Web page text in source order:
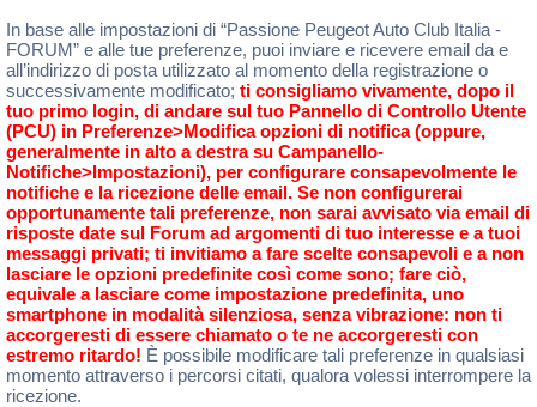
In base alle impostazioni di “Passione Peugeot Auto Club Italia -
FORUM” e alle tue preferenze, puoi inviare e ricevere email da e
all’indirizzo di posta utilizzato al momento della registrazione o
successivamente modificato; ti consigliamo vivamente, dopo il
tuo primo login, di andare sul tuo Pannello di Controllo Utente
(PCU) in Preferenze>Modifica opzioni di notifica (oppure,
generalmente in alto a destra su Campanello-
Notifiche>Impostazioni), per configurare consapevolmente le
notifiche e la ricezione delle email. Se non configurerai
opportunamente tali preferenze, non sarai avvisato via email di
risposte date sul Forum ad argomenti di tuo interesse e a tuoi
messaggi privati; ti invitiamo a fare scelte consapevoli e a non
lasciare le opzioni predefinite così come sono; fare ciò,
equivale a lasciare come impostazione predefinita, uno
smartphone in modalità silenziosa, senza vibrazione: non ti
accorgeresti di essere chiamato o te ne accorgeresti con
estremo ritardo! È possibile modificare tali preferenze in qualsiasi
momento attraverso i percorsi citati, qualora volessi interrompere la
ricezione.